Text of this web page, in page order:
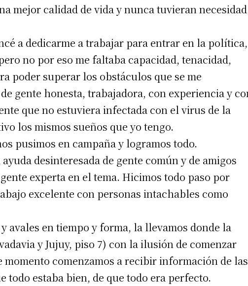
mejor calidad de vida y nunca tuvieran necesidad
a dedicarme a trabajar para entrar en la política,
no por eso me faltaba capacidad, tenacidad,
poder superar los obstáculos que se me
gente honesta, trabajadora, con experiencia y
que no estuviera infectada con el virus de la
los mismos sueños que yo tengo.
pusimos en campaña y logramos todo.
desinteresada de gente común y de amigos
experta en el tema. Hicimos todo paso por
excelente con personas intachables como
avales en tiempo y forma, la llevamos donde la
y Jujuy, piso 7) con la ilusión de comenzar
momento comenzamos a recibir información de las
todo estaba bien, de que todo era perfecto.